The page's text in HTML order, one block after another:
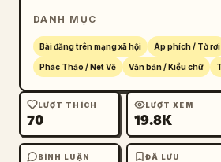
DANH MỤC
Bài đăng trên mạng xã hội Áp phích / Tờ rơi
Phác Thảo / Nét Vẽ Văn bản / Kiểu chữ
LƯỢT THÍCH
70
LƯỢT XEM
19.8K
BÌNH LUẬN ĐÃ LƯU